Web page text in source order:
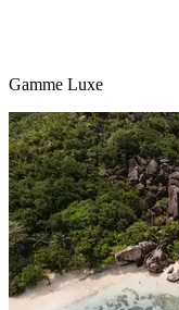
Gamme Luxe